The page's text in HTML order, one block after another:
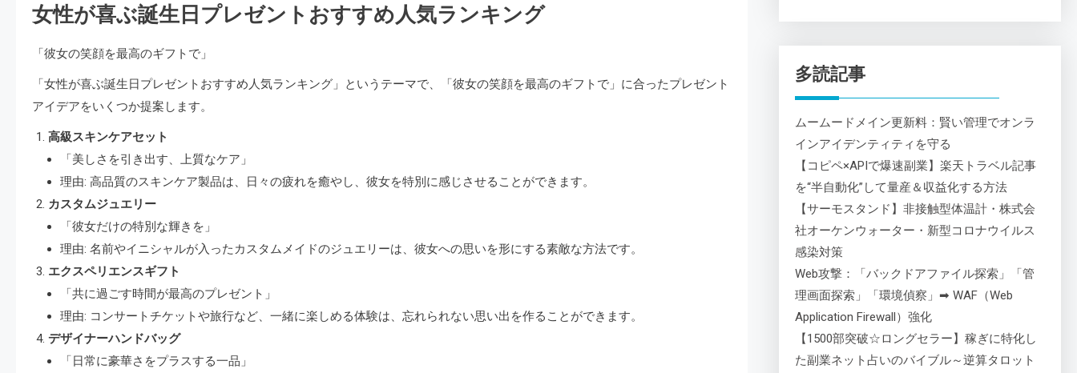
女性が喜ぶ誕生日プレゼントおすすめ人気ランキング
「彼女の笑顔を最高のギフトで」
「女性が喜ぶ誕生日プレゼントおすすめ人気ランキング」というテーマで、「彼女の笑顔を最高のギフトで」に合ったプレゼント
アイデアをいくつか提案します。
高級スキンケアセット
「美しさを引き出す、上質なケア」
理由: 高品質のスキンケア製品は、日々の疲れを癒やし、彼女を特別に感じさせることができます。
カスタムジュエリー
「彼女だけの特別な輝きを」
理由: 名前やイニシャルが入ったカスタムメイドのジュエリーは、彼女への思いを形にする素敵な方法です。
エクスペリエンスギフト
「共に過ごす時間が最高のプレゼント」
理由: コンサートチケットや旅行など、一緒に楽しめる体験は、忘れられない思い出を作ることができます。
デザイナーハンドバッグ
「日常に豪華さをプラスする一品」
多読記事
ムームードメイン更新料：賢い管理でオンラ
インアイデンティティを守る
【コピペ×APIで爆速副業】楽天トラベル記事
を“半自動化”して量産＆収益化する方法
【サーモスタンド】非接触型体温計・株式会
社オーケンウォーター・新型コロナウイルス
感染対策
Web攻撃：「バックドアファイル探索」「管
理画面探索」「環境偵察」➡ WAF（Web
Application Firewall）強化
【1500部突破☆ロングセラー】稼ぎに特化し
た副業ネット占いのバイブル～逆算タロット